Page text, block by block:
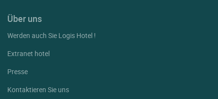
Über uns
Werden auch Sie Logis Hotel !
Extranet hotel
Presse
Kontaktieren Sie uns